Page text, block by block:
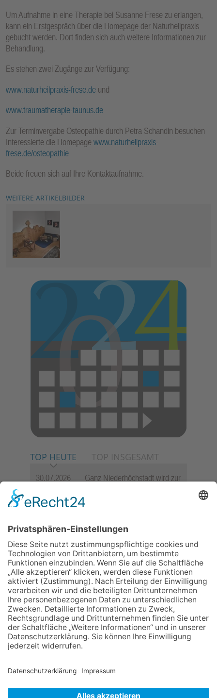
Um Aufnahme in eine Therapie bei Susanne Frese zu erlangen,
kann ein Erstgespräch über die Homepage der Naturheilpraxis
gebucht werden. Dort finden sich auch weitere Informationen zur
Behandlung.
Es stehen zwei Zugänge zur Verfügung:
www.naturheilpraxis-frese.de und
www.traumatherapie-taunus.de
Zur Terminvergabe Osteopathie durch Petra Schandin besuchen
Interessierte die Homepagewww.naturheilpraxis-
frese.de/osteopathie
Beide freuen sich auf Ihre Kontaktaufnahme.
WEITERE ARTIKELBILDER
TOP HEUTE TOP INSGESAMT
30.07.2026
Ganz Niederhöchstadt wird zur
23.07.2026
Zwischen Fachwerk, Wein und
lädt wieder zum Weinfest ein
präsentiert sein neues
Programm „Changes“
06.08.2026
„die 80er live“ – Die große
Stadiontour kommt nach
Frankfurt
06.08.2026
Hisamoto und Tölke begeistern
mit Werken von Walter
Wachsmuth
NACH OBEN